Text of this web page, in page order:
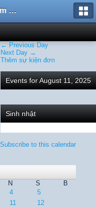
Cộng đồng Âm nhạc Sound Says
← Previous Day
Next Day →
Thêm sự kiện đơn
Events for August 11, 2025
Sinh nhật
N S
B
4
5
11
12